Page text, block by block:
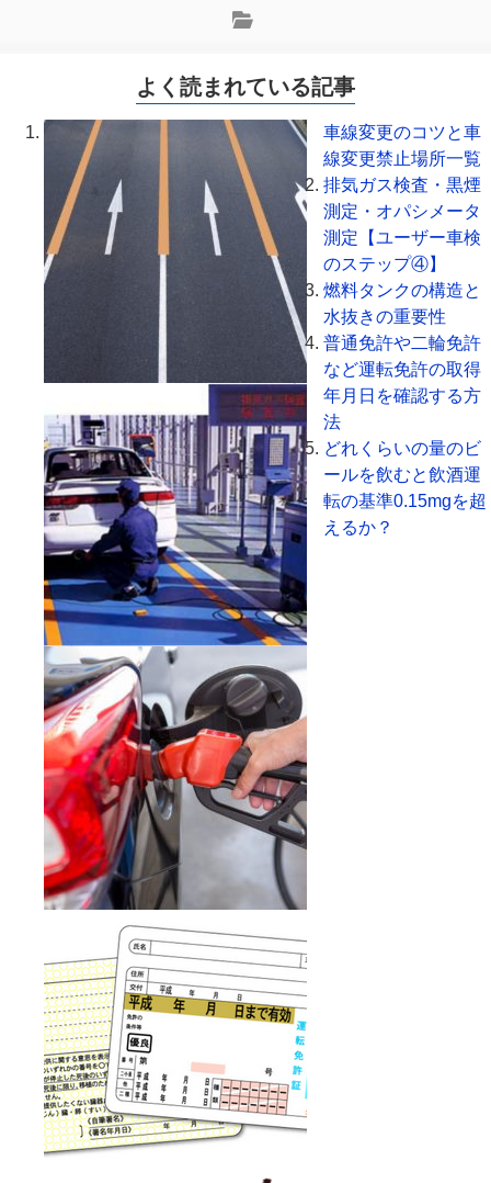
よく読まれている記事
車線変更のコツと車
線変更禁止場所一覧
排気ガス検査・黒煙
測定・オパシメータ
測定【ユーザー車検
のステップ④】
燃料タンクの構造と
水抜きの重要性
普通免許や二輪免許
など運転免許の取得
年月日を確認する方
法
どれくらいの量のビ
ールを飲むと飲酒運
転の基準0.15mgを超
えるか？